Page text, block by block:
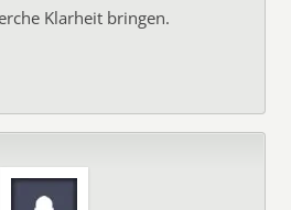
Klarheit bringen.